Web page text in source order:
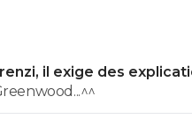
il exige des